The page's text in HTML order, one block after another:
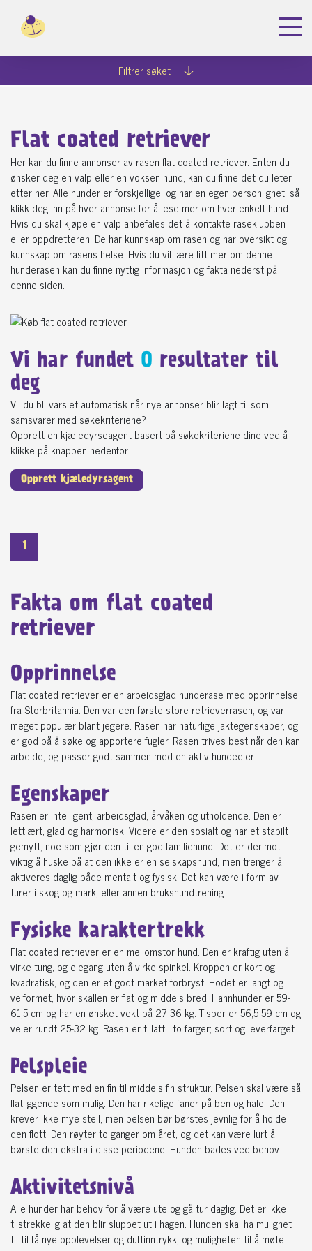
Filtrer søket
Flat coated retriever
Her kan du finne annonser av rasen flat coated retriever. Enten du
ønsker deg en valp eller en voksen hund, kan du finne det du leter
etter her. Alle hunder er forskjellige, og har en egen personlighet, så
klikk deg inn på hver annonse for å lese mer om hver enkelt hund.
Hvis du skal kjøpe en valp anbefales det å kontakte raseklubben
eller oppdretteren. De har kunnskap om rasen og har oversikt og
kunnskap om rasens helse. Hvis du vil lære litt mer om denne
hunderasen kan du finne nyttig informasjon og fakta nederst på
denne siden.
Vi har fundet 0 resultater til
deg
Vil du bli varslet automatisk når nye annonser blir lagt til som
samsvarer med søkekriteriene?
Opprett en kjæledyrseagent basert på søkekriteriene dine ved å
klikke på knappen nedenfor.
Opprett kjæledyrsagent
1
Fakta om flat coated
retriever
Opprinnelse
Flat coated retriever er en arbeidsglad hunderase med opprinnelse
fra Storbritannia. Den var den første store retrieverrasen, og var
meget populær blant jegere. Rasen har naturlige jaktegenskaper, og
er god på å søke og apportere fugler. Rasen trives best når den kan
arbeide, og passer godt sammen med en aktiv hundeeier.
Egenskaper
Rasen er intelligent, arbeidsglad, årvåken og utholdende. Den er
lettlært, glad og harmonisk. Videre er den sosialt og har et stabilt
gemytt, noe som gjør den til en god familiehund. Det er derimot
viktig å huske på at den ikke er en selskapshund, men trenger å
aktiveres daglig både mentalt og fysisk. Det kan være i form av
turer i skog og mark, eller annen brukshundtrening.
Fysiske karaktertrekk
Flat coated retriever er en mellomstor hund. Den er kraftig uten å
virke tung, og elegang uten å virke spinkel. Kroppen er kort og
kvadratisk, og den er et godt market forbryst. Hodet er langt og
velformet, hvor skallen er flat og middels bred. Hannhunder er 59-
61,5 cm og har en ønsket vekt på 27-36 kg. Tisper er 56,5-59 cm og
veier rundt 25-32 kg. Rasen er tillatt i to farger; sort og leverfarget.
Pelspleie
Pelsen er tett med en fin til middels fin struktur. Pelsen skal være så
flatliggende som mulig. Den har rikelige faner på ben og hale. Den
krever ikke mye stell, men pelsen bør børstes jevnlig for å holde
den flott. Den røyter to ganger om året, og det kan være lurt å
børste den ekstra i disse periodene. Hunden bades ved behov.
Aktivitetsnivå
Alle hunder har behov for å være ute og gå tur daglig. Det er ikke
tilstrekkelig at den blir sluppet ut i hagen. Hunden skal ha mulighet
til til få nye opplevelser og duftinntrykk, og muligheten til å møte